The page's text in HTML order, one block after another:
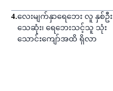
4.လေးမျက်နှာရေဘေး လူ နှစ်ဦး
သေဆုံး၊ ရေဘေးသင့်သူ သုံး
သောင်းကျော်အထိ ရှိလာ